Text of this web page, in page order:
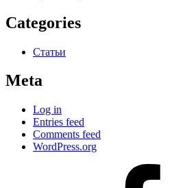
Categories
Статьи
Meta
Log in
Entries feed
Comments feed
WordPress.org